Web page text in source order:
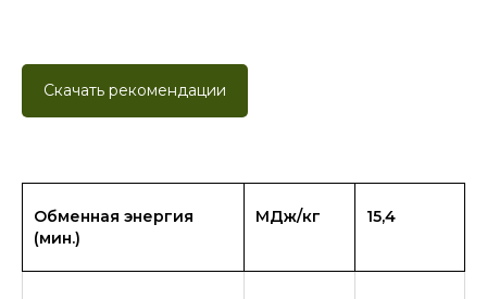
Скачать рекомендации
Обменная энергия
(мин.)
МДж/кг 15,4